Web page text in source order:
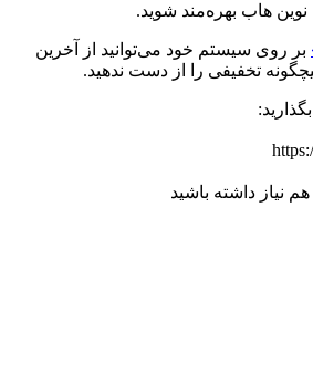
هاب بهره‌مند شوید.
بر روی سیستم خود می‌توانید از آخرین
تخفیفی را از دست ندهید.
نیاز داشته باشید